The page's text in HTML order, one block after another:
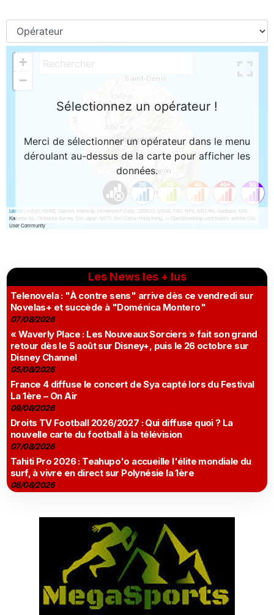
Les News les + lus
Telenovela : "À contre sens" arrive dès ce vendredi sur
Novelas+ et succède à "Doménica Montero"
07/08/2026
« Waverly Place : Les Nouveaux Sorciers » fait son grand
retour dès le 5 août sur Disney+, puis le 26 octobre sur
Disney Channel
05/08/2026
France 4 diffuse le concert de Sya capté lors du Festival
La 1ère – On Air
09/08/2026
Droits TV Football 2026/2027 : Qui diffuse quoi ? La
nouvelle carte du football à la télévision
07/08/2026
Tahiti Pro 2026 : Teahupo'o accueille l'élite mondiale du
surf, à vivre en direct sur Polynésie la 1ère
08/08/2026